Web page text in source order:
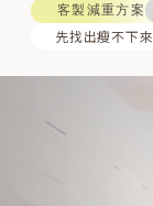
客製減重方案
先找出瘦不下